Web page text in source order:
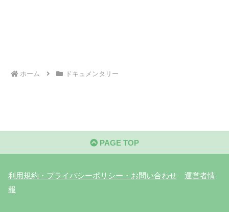
ホーム ドキュメンタリー
PAGE TOP
利用規約・プライバシーポリシー・お問い合わせ
運営者情
報